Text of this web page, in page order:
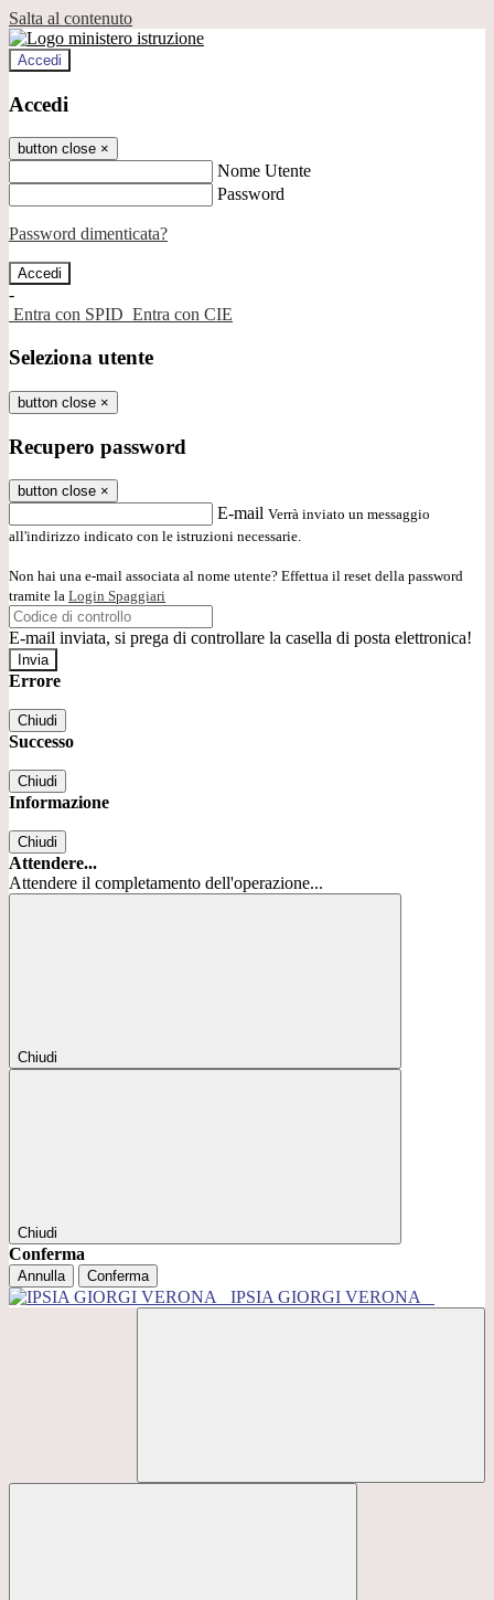
Salta al contenuto
Accedi
Accedi
button close ×
Nome Utente
Password
Password dimenticata?
-
Entra con SPID Entra con CIE
Seleziona utente
button close ×
Recupero password
button close ×
E-mail Verrà inviato un messaggio
all'indirizzo indicato con le istruzioni necessarie.
Non hai una e-mail associata al nome utente? Effettua il reset della password
tramite la Login Spaggiari
E-mail inviata, si prega di controllare la casella di posta elettronica!
Errore
Chiudi
Successo
Chiudi
Informazione
Chiudi
Attendere...
Attendere il completamento dell'operazione...
Chiudi
Chiudi
Conferma
Annulla Conferma
IPSIA GIORGI VERONA